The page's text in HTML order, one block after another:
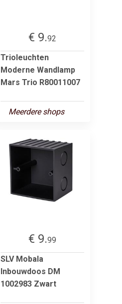
€ 9.92
Trioleuchten
Moderne Wandlamp
Mars Trio R80011007
Meerdere shops
€ 9.99
SLV Mobala
Inbouwdoos DM
1002983 Zwart